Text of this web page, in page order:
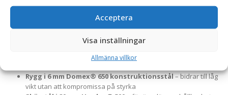
Acceptera
Visa inställningar
Allmänna villkor
noggrann finplanering, markjustering och materialfördelning –
ett oumbärligt redskap inom både entreprenad och lantbruk.
Material och konstruktion:
Botten och gavlar i 12 mm Hardox® 400
Rygg i 6 mm Domex® 650 konstruktionsstål– bidrar till låg
vikt utan att kompromissa på styrka